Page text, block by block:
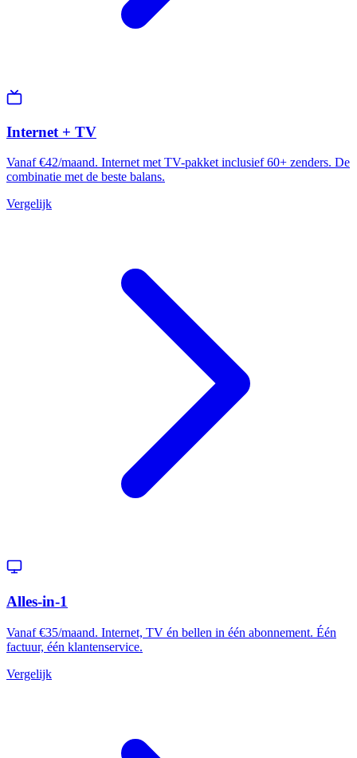
Internet + TV
Vanaf €42/maand. Internet met TV-pakket inclusief 60+ zenders. De
combinatie met de beste balans.
Vergelijk
Alles-in-1
Vanaf €35/maand. Internet, TV én bellen in één abonnement. Één
factuur, één klantenservice.
Vergelijk